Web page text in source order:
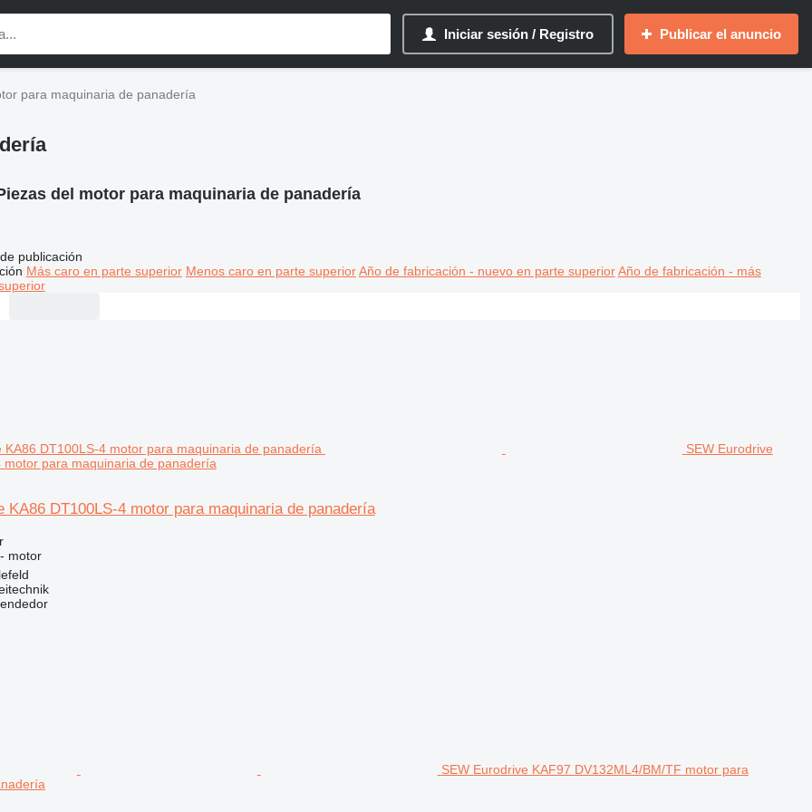
Iniciar sesión / Registro Publicar el anuncio
para maquinaria de panadería
del motor para maquinaria de panadería
publicación
Más caro en parte superior Menos caro en parte superior Año de fabricación - nuevo en parte superior Año de fabricación - más
SEW Eurodrive
motor para maquinaria de panadería
KA86 DT100LS-4 motor para maquinaria de panadería
motor
SEW Eurodrive KAF97 DV132ML4/BM/TF motor para